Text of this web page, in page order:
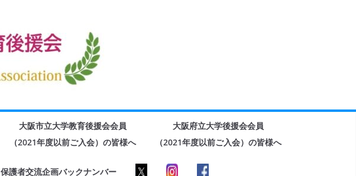
大阪市立大学教育後援会会員
（2021年度以前ご入会）の皆様へ
大阪府立大学後援会会員
（2021年度以前ご入会）の皆様へ
保護者交流企画バックナンバー